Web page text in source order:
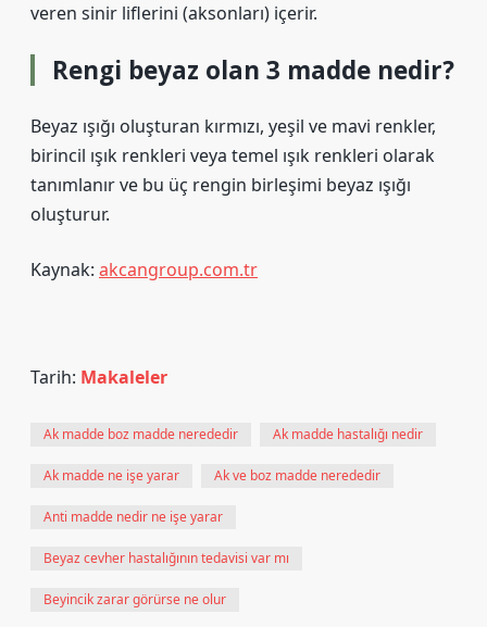
veren sinir liflerini (aksonları) içerir.
Rengi beyaz olan 3 madde nedir?
Beyaz ışığı oluşturan kırmızı, yeşil ve mavi renkler,
birincil ışık renkleri veya temel ışık renkleri olarak
tanımlanır ve bu üç rengin birleşimi beyaz ışığı
oluşturur.
Kaynak: akcangroup.com.tr
Tarih: Makaleler
Ak madde boz madde nerededir Ak madde hastalığı nedir
Ak madde ne işe yarar Ak ve boz madde nerededir
Anti madde nedir ne işe yarar
Beyaz cevher hastalığının tedavisi var mı
Beyincik zarar görürse ne olur